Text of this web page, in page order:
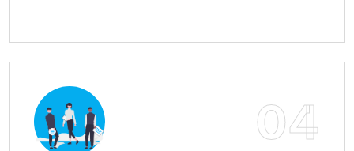
04